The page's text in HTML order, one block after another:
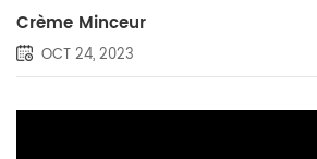
Crème Minceur
OCT 24, 2023